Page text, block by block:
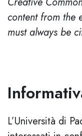
content from the
must always be
L’Università di